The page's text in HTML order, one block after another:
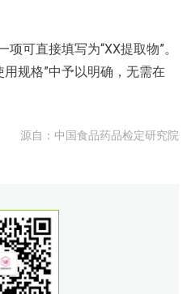
可直接填写为“XX提取物”。
规格”中予以明确，无需在
源自：中国食品药品检定研究院